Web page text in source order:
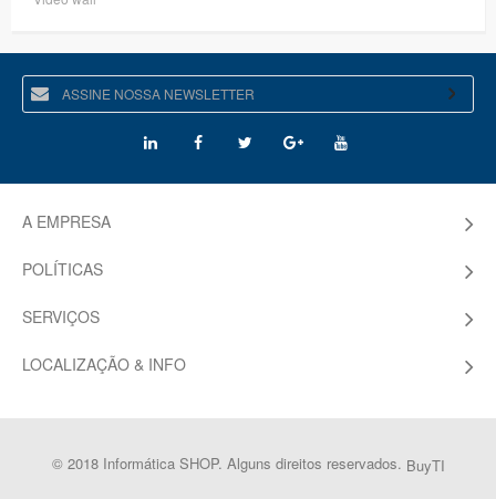
A EMPRESA
POLÍTICAS
SERVIÇOS
LOCALIZAÇÃO & INFO
© 2018 Informática SHOP. Alguns direitos reservados. BuyTI